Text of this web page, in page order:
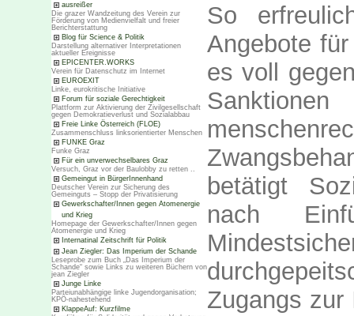
ausreißer
Die grazer Wandzeitung des Verein zur
Förderung von Medienvielfalt und freier
Berichterstattung
Blog für Science & Politik
Darstellung alternativer Interpretationen
aktueller Ereignisse
EPICENTER.WORKS
Verein für Datenschutz im Internet
EUROEXIT
Linke, eurokritische Initiative
Forum für soziale Gerechtigkeit
Plattform zur Aktivierung der Zivilgesellschaft
gegen Demokratieverlust und Sozialabbau
Freie Linke Österreich (FLOE)
Zusammenschluss linksorientierter Menschen
FUNKE Graz
Funke Graz
Für ein unverwechselbares Graz
Versuch, Graz vor der Baulobby zu retten ..
Gemeingut in BürgerInnenhand
Deutscher Verein zur Sicherung des
Gemeinguts – Stopp der Privatisierung
Gewerkschafter/Innen gegen Atomenergie
und Krieg
Homepage der Gewerkschafter/Innen gegen
Atomenergie und Krieg
Internatinal Zeitschrift für Politik
Jean Ziegler: Das Imperium der Schande
Leseprobe zum Buch „Das Imperium der
Schande“ sowie Links zu weiteren Büchern von
jean Ziegler
Junge Linke
Parteiunabhängige linke Jugendorganisation;
KPÖ-nahestehend
KlappeAuf: Kurzfilme
So
Angebote
es voll
betätigt
nach
Zugangs zur